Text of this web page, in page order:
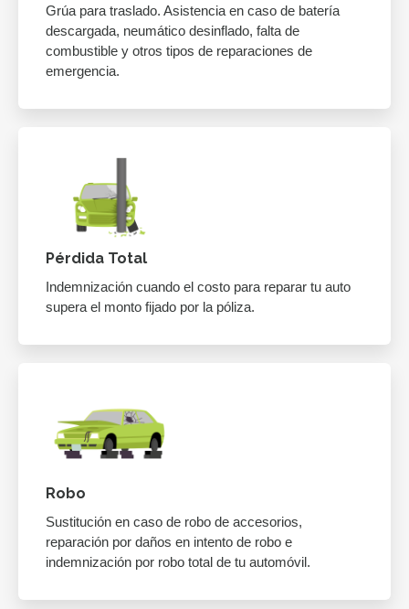
Grúa para traslado. Asistencia en caso de batería
descargada, neumático desinflado, falta de
combustible y otros tipos de reparaciones de
emergencia.
Pérdida Total
Indemnización cuando el costo para reparar tu auto
supera el monto fijado por la póliza.
Robo
Sustitución en caso de robo de accesorios,
reparación por daños en intento de robo e
indemnización por robo total de tu automóvil.